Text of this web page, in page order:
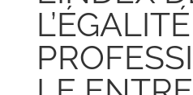
L’ÉGALITÉ